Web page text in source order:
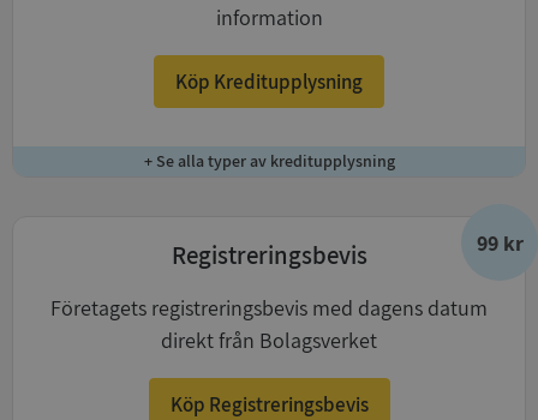
information
Köp Kreditupplysning
+ Se alla typer av kreditupplysning
99 kr
Registreringsbevis
Företagets registreringsbevis med dagens datum
direkt från Bolagsverket
Köp Registreringsbevis